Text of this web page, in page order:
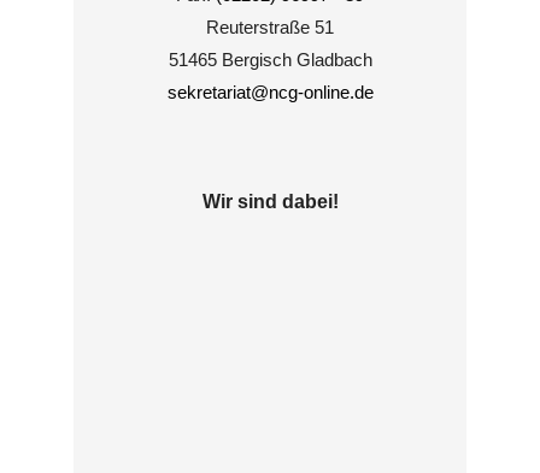
Reuterstraße 51
51465 Bergisch Gladbach
sekretariat@ncg-online.de
Wir sind dabei!